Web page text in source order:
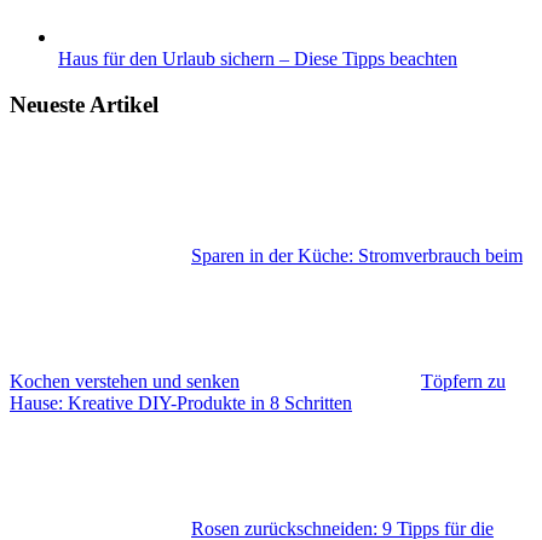
Haus für den Urlaub sichern – Diese Tipps beachten
Neueste Artikel
Sparen in der Küche: Stromverbrauch beim
Kochen verstehen und senken
Töpfern zu
Hause: Kreative DIY-Produkte in 8 Schritten
Rosen zurückschneiden: 9 Tipps für die